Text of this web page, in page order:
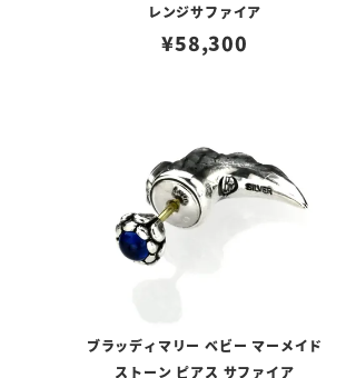
レンジサファイア
¥58,300
ブラッディマリー ベビー マーメイド
ストーン ピアス サファイア